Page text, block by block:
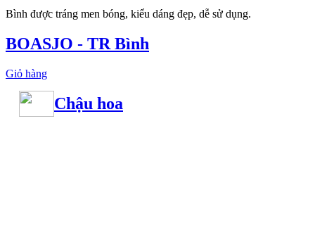
Bình được tráng men bóng, kiểu dáng đẹp, dễ sử dụng.
BOASJO - TR Bình
Giỏ hàng
Chậu hoa